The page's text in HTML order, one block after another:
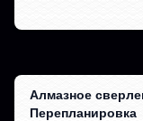
Алмазное
Перепланировка